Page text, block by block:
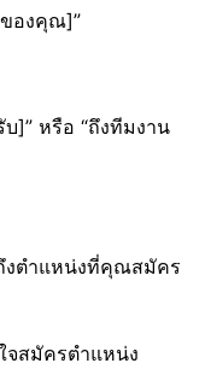
องคุณ]”
]” หรือ “ถึงทีมงาน
งตำแหน่งที่คุณสมัคร
สมัครตำแหน่ง